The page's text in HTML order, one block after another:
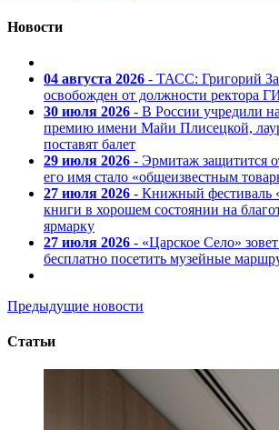
Новости
04 августа 2026 - ТАСС: Григорий
освобожден от должности ректора
30 июля 2026 - В России учредили
премию имени Майи Плисецкой,
поставят балет
29 июля 2026 - Эрмитаж защитится
его имя стало «общеизвестным
27 июля 2026 - Книжный фестиваль
книги в хорошем состоянии на
ярмарку
27 июля 2026 - «Царское Село»
бесплатно посетить музейные
Предыдущие новости
Статьи